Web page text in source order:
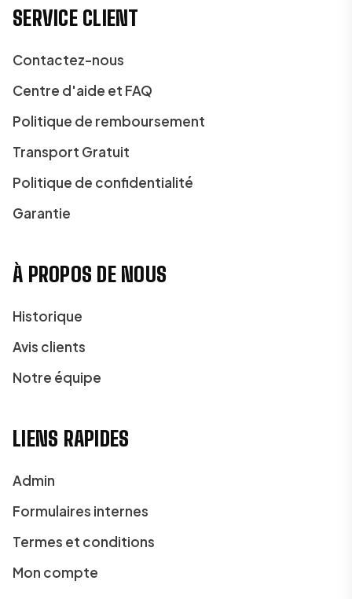
SERVICE CLIENT
Contactez-nous
Centre d'aide et FAQ
Politique de remboursement
Transport Gratuit
Politique de confidentialité
Garantie
À PROPOS DE NOUS
Historique
Avis clients
Notre équipe
LIENS RAPIDES
Admin
Formulaires internes
Termes et conditions
Mon compte